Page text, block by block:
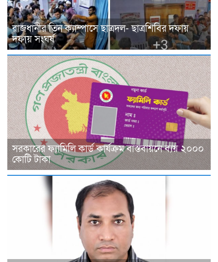
রাজধানীর তিন ক্যাম্পাসে ছাত্রদল- ছাত্রশিবির দফায়
দফায় সংঘর্ষ
সরকারের ফ্যামিলি কার্ড কার্যক্রম বাস্তবায়নে ব্যয় ২০০০
কোটি টাকা